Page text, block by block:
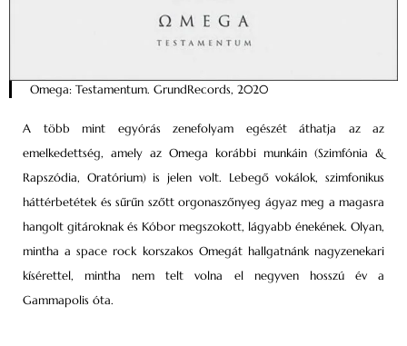
Omega: Testamentum. GrundRecords, 2020
A több mint egyórás zenefolyam egészét áthatja az az
emelkedettség, amely az Omega korábbi munkáin (Szimfónia &
Rapszódia, Oratórium) is jelen volt. Lebegő vokálok, szimfonikus
háttérbetétek és sűrűn szőtt orgonaszőnyeg ágyaz meg a magasra
hangolt gitároknak és Kóbor megszokott, lágyabb énekének. Olyan,
mintha a space rock korszakos Omegát hallgatnánk nagyzenekari
kísérettel, mintha nem telt volna el negyven hosszú év a
Gammapolis óta.